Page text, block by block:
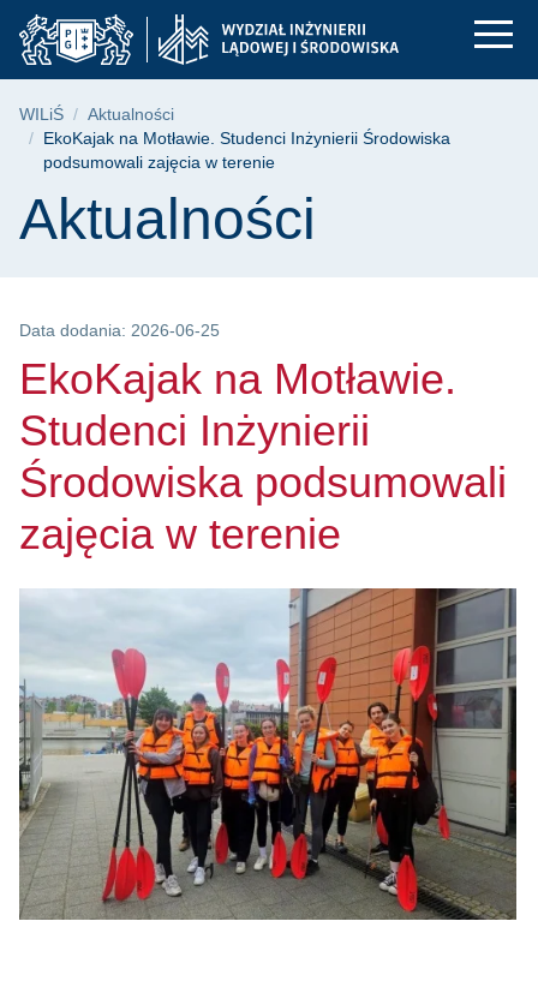
Przejdź
do
menu
głównego
Przejdź
do
wyszukiwarki
Przejdź
do
treści
EkoKajak na
Ścieżka nawigacyjna
WILiŚ
Aktualności
EkoKajak na Motławie. Studenci Inżynierii Środowiska
podsumowali zajęcia w terenie
Treść strony
Aktualności
Data dodania: 2026-06-25
EkoKajak na Motławie.
Studenci Inżynierii
Środowiska podsumowali
zajęcia w terenie